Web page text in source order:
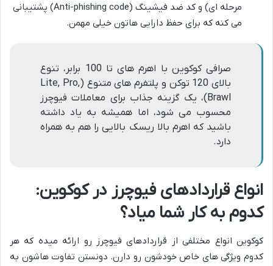
مرحله ای) و کد ضد فیشینگ (Anti-phishing code) پشتیبانی
می کنه که برای حفظ دارایی هاتون خیلی مهمن.
صرافی کوکوین با اهرم های تا 100 برابر، تنوع
بالای 120 توکن و پلتفرم های متنوع (Lite, Pro,
Brawl)، یک گزینه جذاب برای معاملات فیوچرز
محسوب می شود، اما همیشه به یاد داشته
باشید که اهرم بالا ریسک بالایی را هم به همراه
دارد.
انواع قراردادهای فیوچرز در کوکوین:
کدوم به کار شما میاد؟
کوکوین انواع مختلفی از قراردادهای فیوچرز رو ارائه میده که هر
کدوم ویژگی های خاص خودشون رو دارن. دونستن تفاوت هاشون به